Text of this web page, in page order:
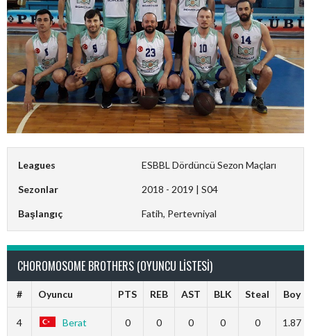
Leagues ESBBL Dördüncü Sezon Maçları
Sezonlar 2018 - 2019 | S04
Başlangıç Fatih, Pertevniyal
CHOROMOSOME BROTHERS (OYUNCU LISTESI)
# Oyuncu PTS REB AST BLK Steal Boy
4
Berat
0 0 0 0 0 1.87